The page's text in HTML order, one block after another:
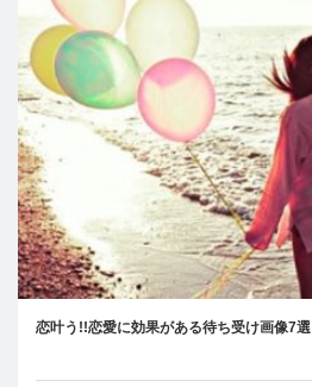
恋叶う!!恋愛に効果がある待ち受け画像7選